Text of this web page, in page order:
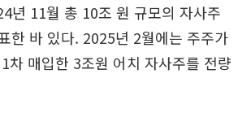
년 11월 총 10조 원 규모의 자사주
한 바 있다. 2025년 2월에는 주주가
차 매입한 3조원 어치 자사주를 전량